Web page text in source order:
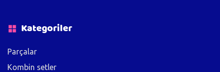
Kategoriler
Parçalar
Kombin setler